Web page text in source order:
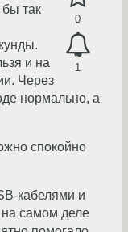
0
1
так
и на
Через
нормально, а
спокойно
кабелями и
на самом деле